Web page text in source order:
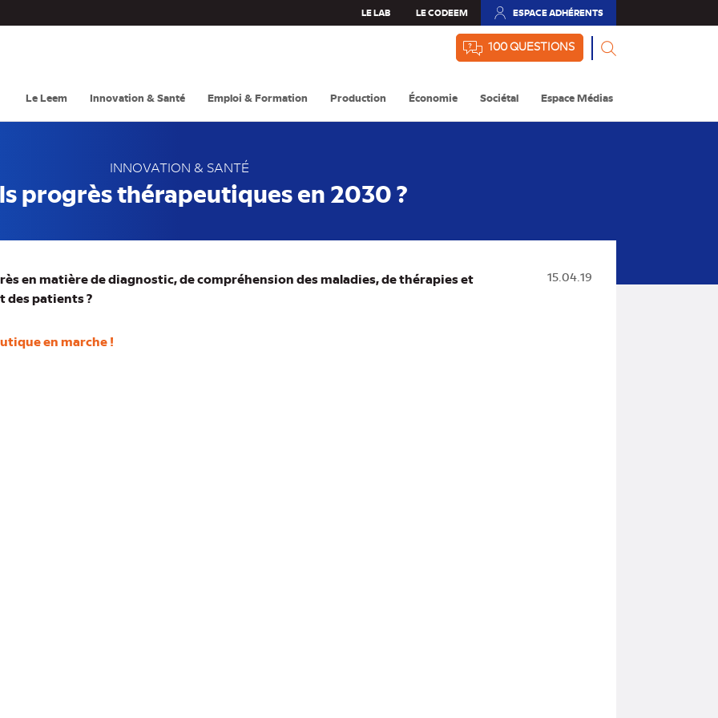
LE LAB LE CODEEM ESPACE ADHÉRENTS
(NOUVEL
100 QUESTIONS
Le Leem Innovation & Santé Emploi & Formation Production Économie Sociétal Espace Médias
INNOVATION & SANTÉ
progrès thérapeutiques en 2030 ?
15.04.19
en matière de diagnostic, de compréhension des maladies, de thérapies et
des patients ?
en marche !